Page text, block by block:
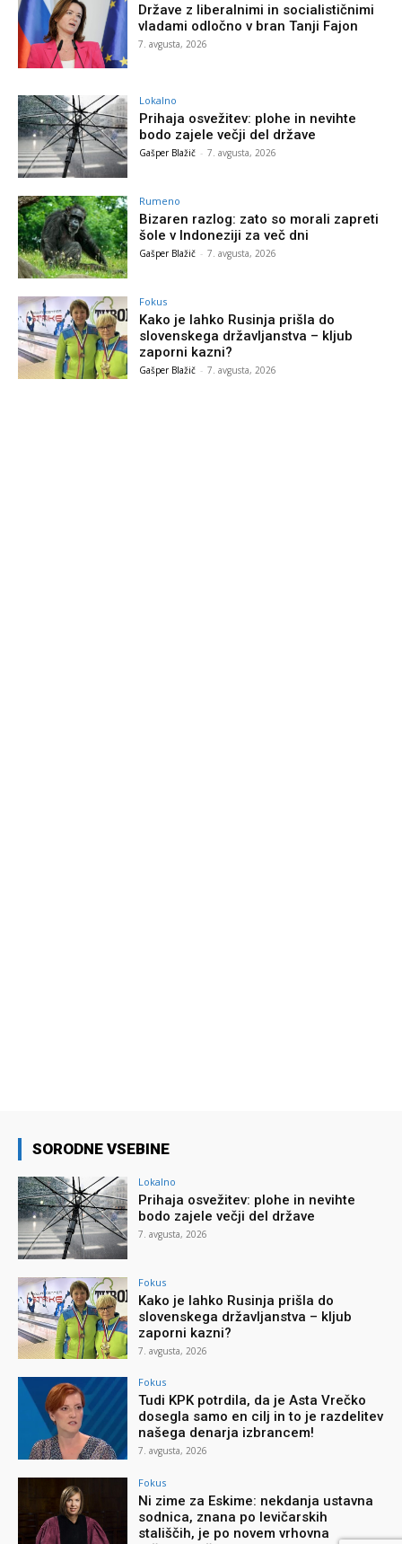
Države z liberalnimi in socialističnimi
vladami odločno v bran Tanji Fajon
7. avgusta, 2026
Lokalno
Prihaja osvežitev: plohe in nevihte
bodo zajele večji del države
Gašper Blažič - 7. avgusta, 2026
Rumeno
Bizaren razlog: zato so morali zapreti
šole v Indoneziji za več dni
Gašper Blažič - 7. avgusta, 2026
Fokus
Kako je lahko Rusinja prišla do
slovenskega državljanstva – kljub
zaporni kazni?
Gašper Blažič - 7. avgusta, 2026
SORODNE VSEBINE
Lokalno
Prihaja osvežitev: plohe in nevihte
bodo zajele večji del države
7. avgusta, 2026
Fokus
Kako je lahko Rusinja prišla do
slovenskega državljanstva – kljub
zaporni kazni?
7. avgusta, 2026
Fokus
Tudi KPK potrdila, da je Asta Vrečko
dosegla samo en cilj in to je razdelitev
našega denarja izbrancem!
7. avgusta, 2026
Fokus
Ni zime za Eskime: nekdanja ustavna
sodnica, znana po levičarskih
stališčih, je po novem vrhovna